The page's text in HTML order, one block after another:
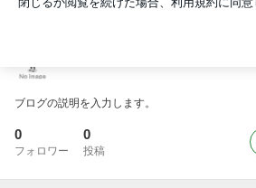
ブログの説明を入力します。
0
フォロワー
0
投稿